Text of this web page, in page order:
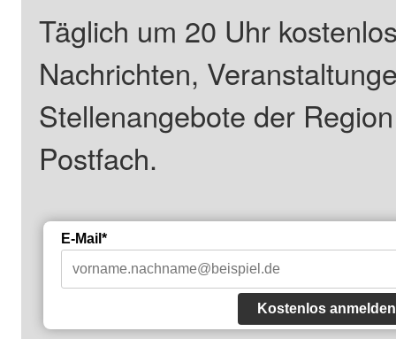
Täglich um 20 Uhr
Nachrichten,
Stellenangebote der
Postfach.
E-Mail*
Kostenlos anmelden